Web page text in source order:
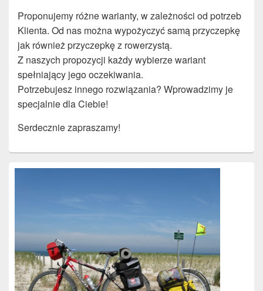
Proponujemy różne warianty, w zależności od potrzeb
Klienta. Od nas można wypożyczyć samą przyczepkę
jak również przyczepkę z rowerzystą.
Z naszych propozycji każdy wybierze wariant
spełniający jego oczekiwania.
Potrzebujesz innego rozwiązania? Wprowadzimy je
specjalnie dla Ciebie!
Serdecznie zapraszamy!
Primary